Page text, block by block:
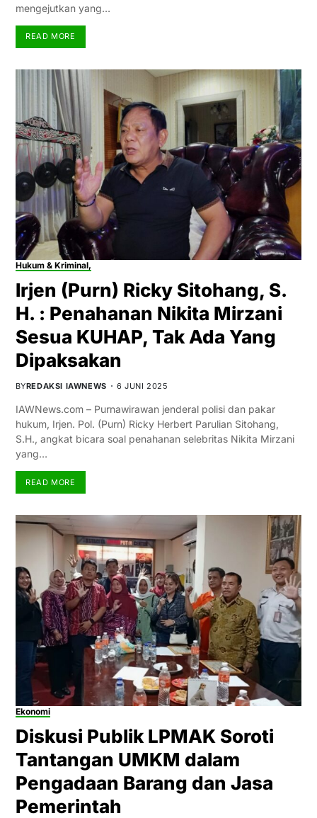
mengejutkan yang…
READ MORE
Hukum & Kriminal,
Irjen (Purn) Ricky Sitohang, S.
H. : Penahanan Nikita Mirzani
Sesua KUHAP, Tak Ada Yang
Dipaksakan
BYREDAKSI IAWNEWS 6 JUNI 2025
IAWNews.com – Purnawirawan jenderal polisi dan pakar
hukum, Irjen. Pol. (Purn) Ricky Herbert Parulian Sitohang,
S.H., angkat bicara soal penahanan selebritas Nikita Mirzani
yang…
READ MORE
Ekonomi
Diskusi Publik LPMAK Soroti
Tantangan UMKM dalam
Pengadaan Barang dan Jasa
Pemerintah